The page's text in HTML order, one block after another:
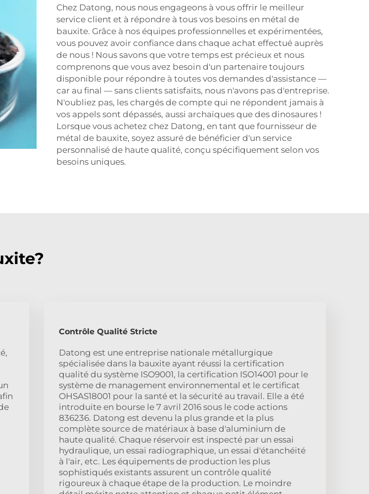
Chez Datong, nous nous engageons à vous offrir le meilleur
service client et à répondre à tous vos besoins en métal de
bauxite. Grâce à nos équipes professionnelles et expérimentées,
vous pouvez avoir confiance dans chaque achat effectué auprès
de nous ! Nous savons que votre temps est précieux et nous
comprenons que vous avez besoin d'un partenaire toujours
disponible pour répondre à toutes vos demandes d'assistance —
car au final — sans clients satisfaits, nous n'avons pas d'entreprise.
N'oubliez pas, les chargés de compte qui ne répondent jamais à
vos appels sont dépassés, aussi archaïques que des dinosaures !
Lorsque vous achetez chez Datong, en tant que fournisseur de
métal de bauxite, soyez assuré de bénéficier d'un service
personnalisé de haute qualité, conçu spécifiquement selon vos
besoins uniques.
Contrôle Qualité Stricte
Datong est une entreprise nationale métallurgique
spécialisée dans la bauxite ayant réussi la certification
qualité du système ISO9001, la certification ISO14001 pour le
système de management environnemental et le certificat
OHSAS18001 pour la santé et la sécurité au travail. Elle a été
introduite en bourse le 7 avril 2016 sous le code actions
836236. Datong est devenu la plus grande et la plus
complète source de matériaux à base d'aluminium de
haute qualité. Chaque réservoir est inspecté par un essai
hydraulique, un essai radiographique, un essai d'étanchéité
à l'air, etc. Les équipements de production les plus
sophistiqués existants assurent un contrôle qualité
rigoureux à chaque étape de la production. Le moindre